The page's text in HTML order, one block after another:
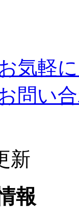
気軽
問い
新
報